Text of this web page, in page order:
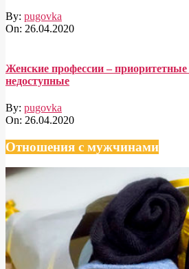
By: pugovka
On: 26.04.2020
Женские профессии –
недоступные
By: pugovka
On: 26.04.2020
Отношения с мужчинами